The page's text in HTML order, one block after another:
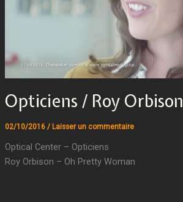
Opticiens / Roy Orbison
02/10/2016 / Laisser un commentaire
Optical Center – Opticiens
Roy Orbison – Oh Pretty Woman